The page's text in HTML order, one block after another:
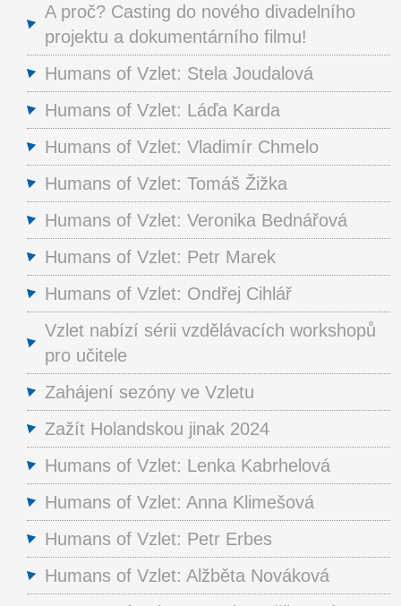
A proč? Casting do nového divadelního
projektu a dokumentárního filmu!
Humans of Vzlet: Stela Joudalová
Humans of Vzlet: Láďa Karda
Humans of Vzlet: Vladimír Chmelo
Humans of Vzlet: Tomáš Žižka
Humans of Vzlet: Veronika Bednářová
Humans of Vzlet: Petr Marek
Humans of Vzlet: Ondřej Cihlář
Vzlet nabízí sérii vzdělávacích workshopů
pro učitele
Zahájení sezóny ve Vzletu
Zažít Holandskou jinak 2024
Humans of Vzlet: Lenka Kabrhelová
Humans of Vzlet: Anna Klimešová
Humans of Vzlet: Petr Erbes
Humans of Vzlet: Alžběta Nováková